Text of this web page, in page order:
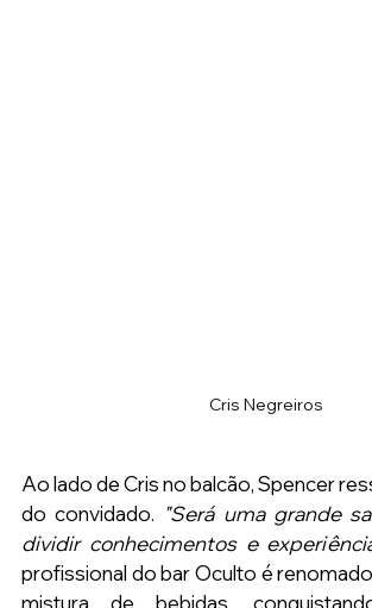
Cris Negreiros
Ao lado de Cris no balcão, Spencer
do convidado. "Será uma grande
dividir conhecimentos e
profissional do bar Oculto é
mistura de bebidas,